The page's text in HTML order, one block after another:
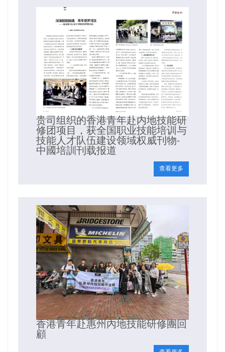
贵司组织的香港青年赴内地技能研
修团项目，获全国职业技能培训与
技能人才队伍建设领域权威刊物-
中國培訓刊载报道
查看更多
香港青年赴惠州內地技能研修團回
顧